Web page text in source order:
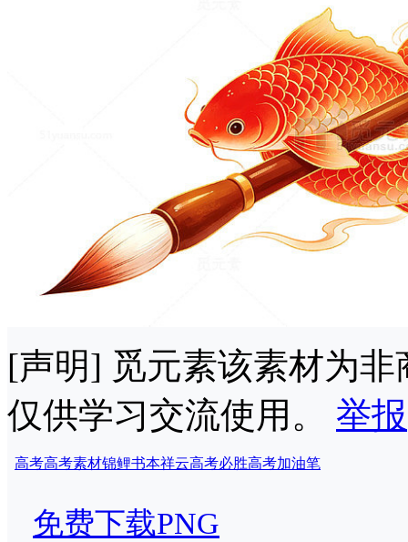
[声明] 觅元素该素材为
仅供学习交流使用。 举报
高考高考素材锦鲤书本祥云高考必胜高考加油笔
免费下载PNG